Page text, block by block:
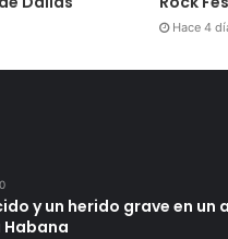
Hace 4
y un herido grave en un
Habana